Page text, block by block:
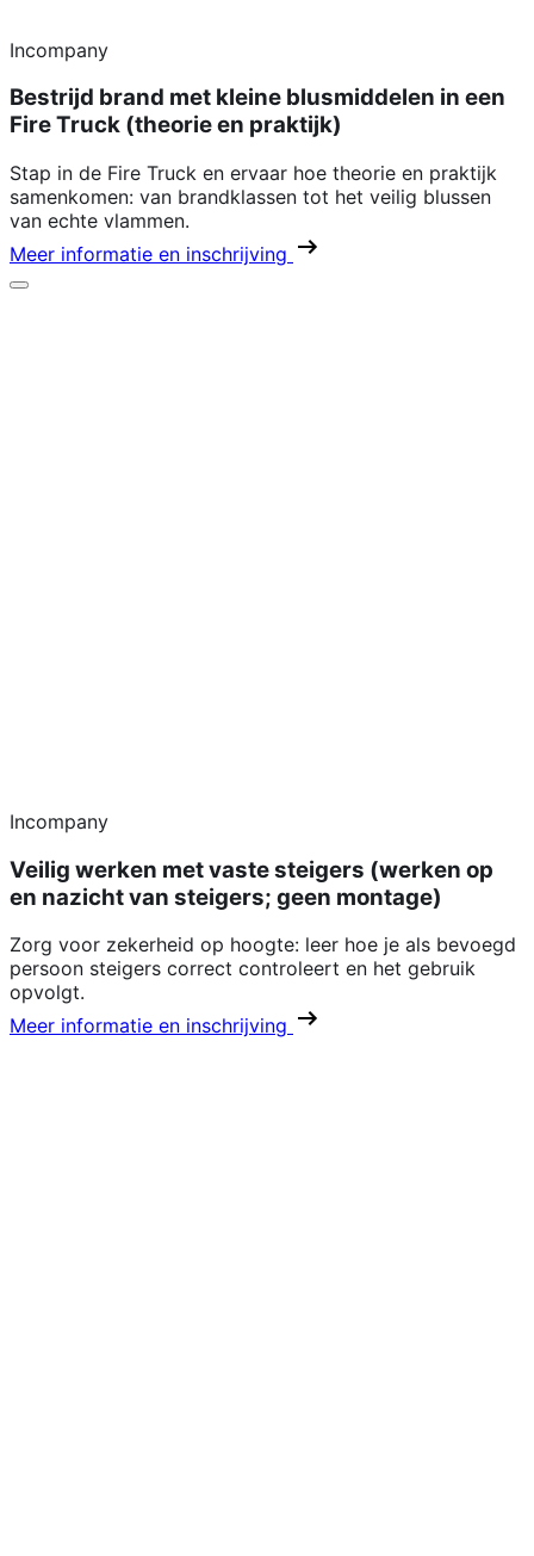
Incompany
Bestrijd brand met kleine blusmiddelen in een
Fire Truck (theorie en praktijk)
Stap in de Fire Truck en ervaar hoe theorie en praktijk
samenkomen: van brandklassen tot het veilig blussen
van echte vlammen.
Meer informatie en inschrijving
Incompany
Veilig werken met vaste steigers (werken op
en nazicht van steigers; geen montage)
Zorg voor zekerheid op hoogte: leer hoe je als bevoegd
persoon steigers correct controleert en het gebruik
opvolgt.
Meer informatie en inschrijving